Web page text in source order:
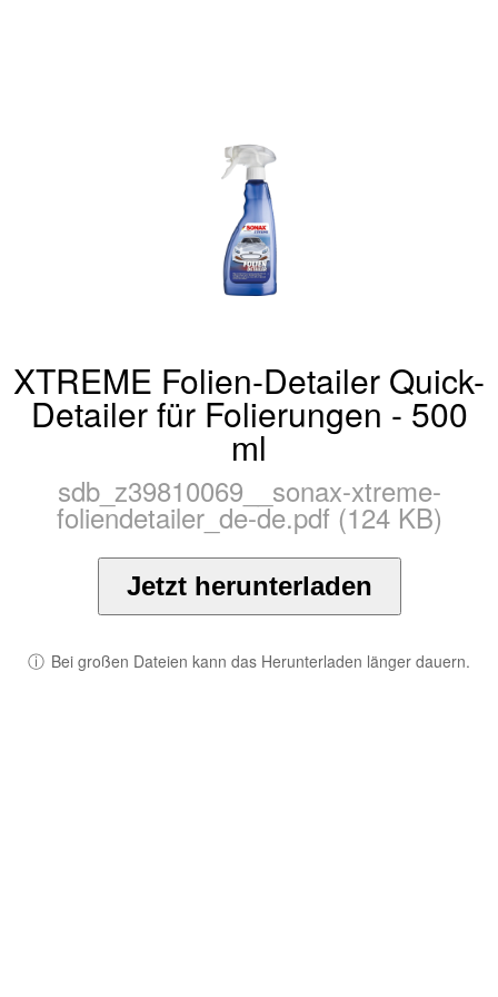
XTREME Folien-Detailer Quick-
Detailer für Folierungen - 500
ml
sdb_z39810069__sonax-xtreme-
foliendetailer_de-de.pdf (124 KB)
Jetzt herunterladen
ⓘ Bei großen Dateien kann das Herunterladen länger dauern.